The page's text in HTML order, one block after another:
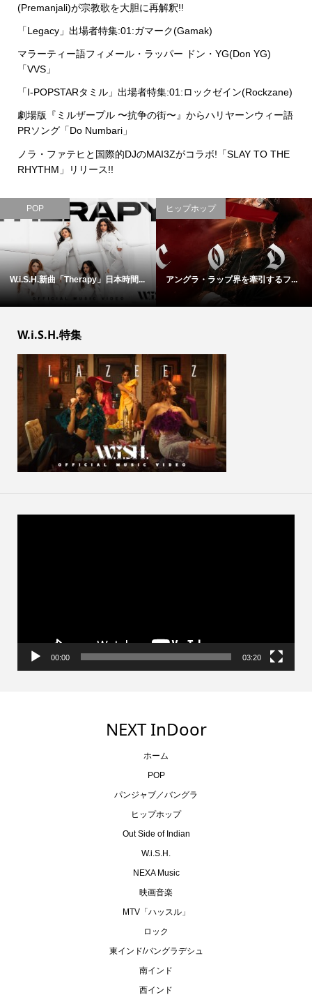
(Premanjali)が宗教歌を大胆に再解釈!!
「Legacy」出場者特集:01:ガマーク(Gamak)
マラーティー語フィメール・ラッパー ドン・YG(Don YG)
「VVS」
「I-POPSTARタミル」出場者特集:01:ロックゼイン(Rockzane)
劇場版『ミルザープル 〜抗争の街〜』からハリヤーンウィー語
PRソング「Do Numbari」
ノラ・ファテヒと国際的DJのMAI3Zがコラボ!「SLAY TO THE
RHYTHM」リリース!!
POP
W.i.S.H.新曲「Therapy」日本時間...
ヒップホップ
アングラ・ラップ界を牽引するフ...
W.i.S.H.特集
00:00 03:20
NEXT InDoor
ホーム
POP
パンジャブ／バングラ
ヒップホップ
Out Side of Indian
W.i.S.H.
NEXA Music
映画音楽
MTV「ハッスル」
ロック
東インド/バングラデシュ
南インド
西インド